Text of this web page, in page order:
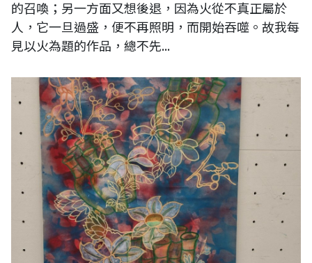
的召喚；另一方面又想後退，因為火從不真正屬於
人，它一旦過盛，便不再照明，而開始吞噬。故我每
見以火為題的作品，總不先...